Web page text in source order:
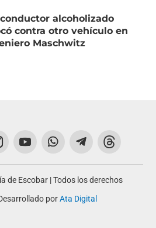
alcoholizado
contra otro vehículo en
Maschwitz
de Escobar | Todos los derechos
porAta Digital